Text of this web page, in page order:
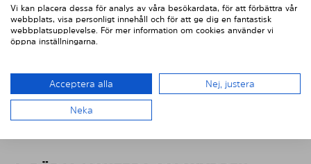
Vi kan placera dessa för analys av våra besökardata, för att förbättra vår
webbplats, visa personligt innehåll och för att ge dig en fantastisk
webbplatsupplevelse. För mer information om cookies använder vi
öppna inställningarna.
Acceptera alla Nej, justera
Neka